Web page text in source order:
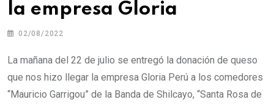
la empresa Gloria
02/08/2022
La mañana del 22 de julio se entregó la donación de queso
que nos hizo llegar la empresa Gloria Perú a los comedores
“Mauricio Garrigou” de la Banda de Shilcayo, “Santa Rosa de